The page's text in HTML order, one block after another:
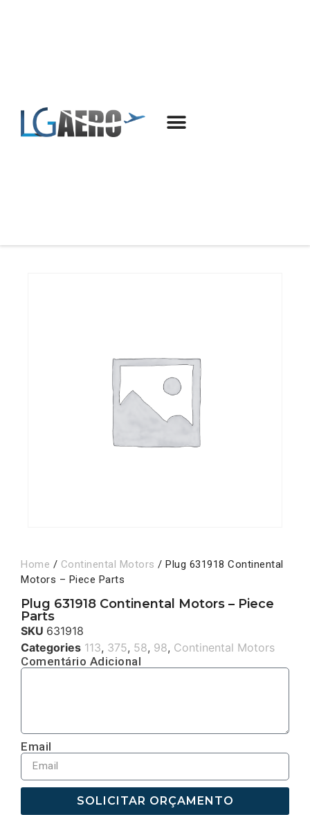
Home / Continental Motors / Plug 631918 Continental
Motors – Piece Parts
Plug 631918 Continental Motors – Piece
Parts
SKU 631918
Categories 113, 375, 58, 98, Continental Motors
Comentário Adicional
Email
SOLICITAR ORÇAMENTO